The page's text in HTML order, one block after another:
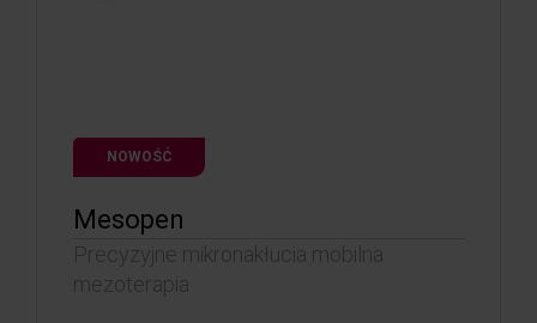
NOWOŚĆ
Mesopen
Precyzyjne mikronakłucia mobilna
mezoterapia